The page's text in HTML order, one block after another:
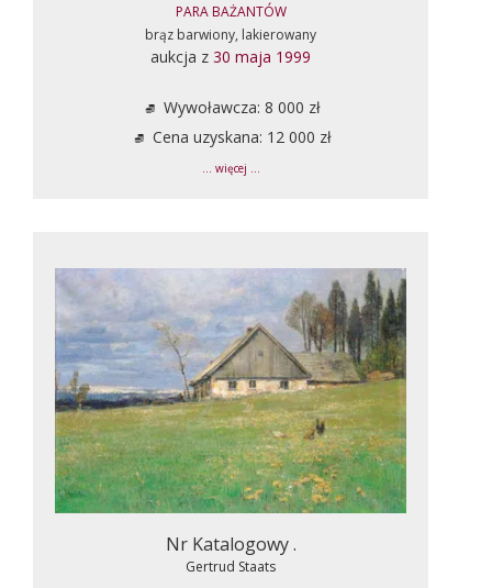
PARA BAŻANTÓW
brąz barwiony, lakierowany
aukcja z 30 maja 1999
Wywoławcza: 8 000 zł
Cena uzyskana: 12 000 zł
... więcej ...
Nr Katalogowy .
Gertrud Staats